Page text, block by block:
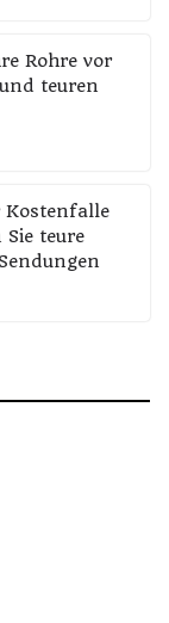
Rohre vor
teuren
Kostenfalle
teure